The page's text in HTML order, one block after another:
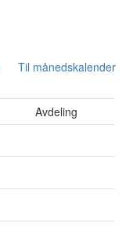
Til månedskalender
Avdeling